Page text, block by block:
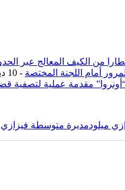
أمام اللجنة المختصة - 10 ديسمبر، 2025
مقدمة عملية لتصفية
ميلودمديرة متوسطة فيزازي